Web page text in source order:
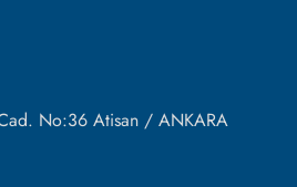
No:36 Atisan / ANKARA